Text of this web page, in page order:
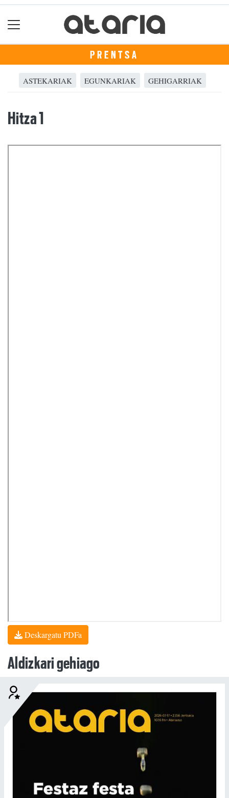
PRENTSA
ASTEKARIAK EGUNKARIAK GEHIGARRIAK
Hitza 1
Deskargatu PDFa
Aldizkari gehiago